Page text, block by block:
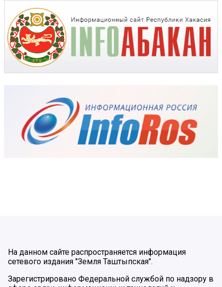
На данном сайте распространяется информация
сетевого издания "Земля Таштыпская".
Зарегистрировано Федеральной службой по надзору в